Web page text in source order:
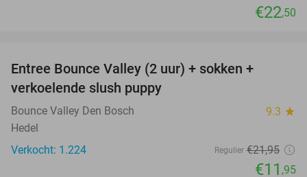
€22,50
Entree Bounce Valley (2 uur) + sokken +
verkoelende slush puppy
Bounce Valley Den Bosch 9.3 star
Hedel
Verkocht: 1.224
Regulier €21,95
€11 ,95